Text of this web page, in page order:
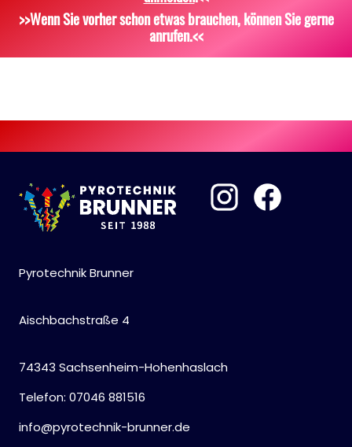
>>Wenn Sie vorher schon etwas brauchen, können Sie gerne
anrufen.<<
Pyrotechnik Brunner
Aischbachstraße 4
74343 Sachsenheim-Hohenhaslach
Telefon: 07046 881516
info@pyrotechnik-brunner.de